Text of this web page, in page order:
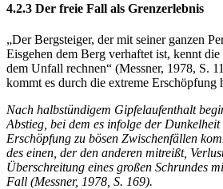
4.2.3 Der freie Fall als Grenzerlebnis
„Der Bergsteiger, der mit seiner ganzen
Eisgehen dem Berg verhaftet ist, kennt
dem Unfall rechnen“ (Messner, 1978, S.
kommt es durch die extreme Erschöpfung
Nach halbstündigem Gipfelaufenthalt
Abstieg, bei dem es infolge der
Erschöpfung zu bösen Zwischenfällen
des einen, der den anderen mitreißt,
Überschreitung eines großen Schrundes
Fall (Messner, 1978, S. 169).